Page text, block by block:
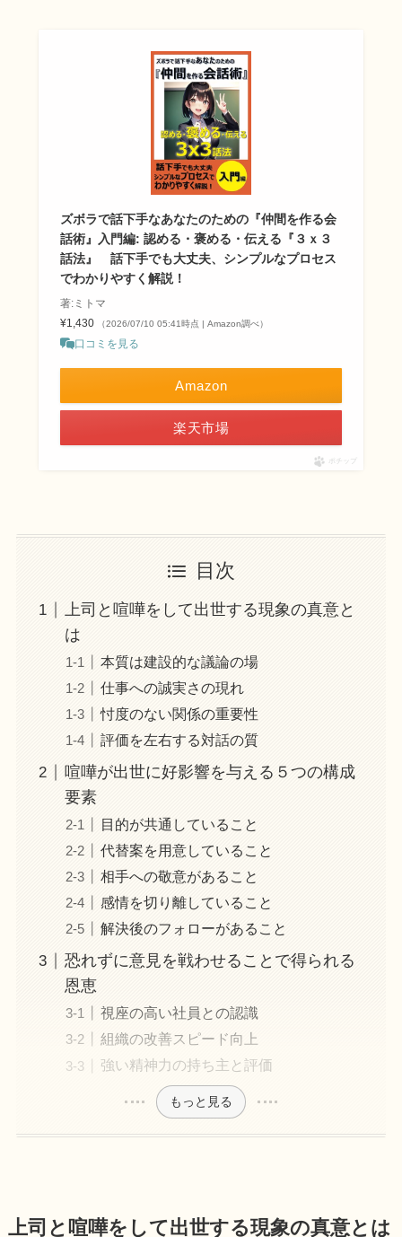
ズボラで話下手なあなたのための『仲間を作る会
話術』入門編: 認める・褒める・伝える『３ｘ３
話法』 話下手でも大丈夫、シンプルなプロセス
でわかりやすく解説！
著:ミトマ
¥1,430
（2026/07/10 05:41時点 | Amazon調べ）
口コミを見る
Amazon
楽天市場
ポチップ
目次
上司と喧嘩をして出世する現象の真意と
は
本質は建設的な議論の場
仕事への誠実さの現れ
忖度のない関係の重要性
評価を左右する対話の質
喧嘩が出世に好影響を与える５つの構成
要素
目的が共通していること
代替案を用意していること
相手への敬意があること
感情を切り離していること
解決後のフォローがあること
恐れずに意見を戦わせることで得られる
恩恵
視座の高い社員との認識
組織の改善スピード向上
強い精神力の持ち主と評価
もっと見る
上司と喧嘩をして出世する現象の真意とは